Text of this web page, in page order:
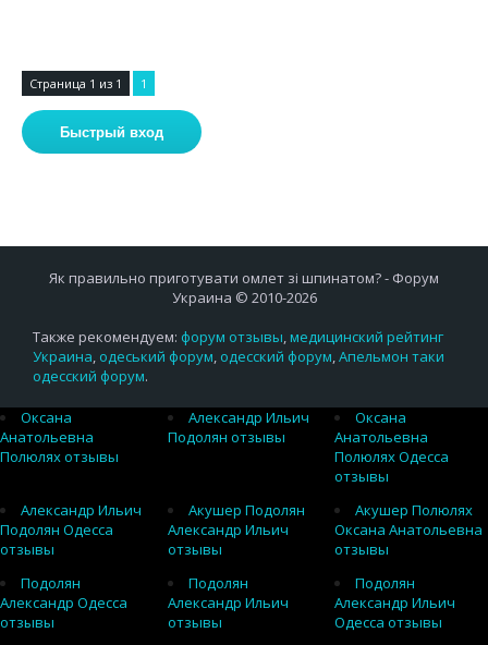
Страница 1 из 1 1
Як правильно приготувати омлет зі шпинатом? - Форум
Украина © 2010-2026
Также рекомендуем: форум отзывы,медицинский рейтинг
Украина, одеський форум, одесский форум,Апельмон таки
одесский форум.
Оксана
Анатольевна
Полюлях отзывы
Александр Ильич
Подолян отзывы
Оксана
Анатольевна
Полюлях Одесса
отзывы
Александр Ильич
Подолян Одесса
отзывы
Акушер Подолян
Александр Ильич
отзывы
Акушер Полюлях
Оксана Анатольевна
отзывы
Подолян
Александр Одесса
отзывы
Подолян
Александр Ильич
отзывы
Подолян
Александр Ильич
Одесса отзывы